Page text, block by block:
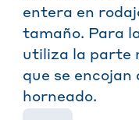
entera en
tamaño. Para
utiliza la parte
que se encojan
horneado.